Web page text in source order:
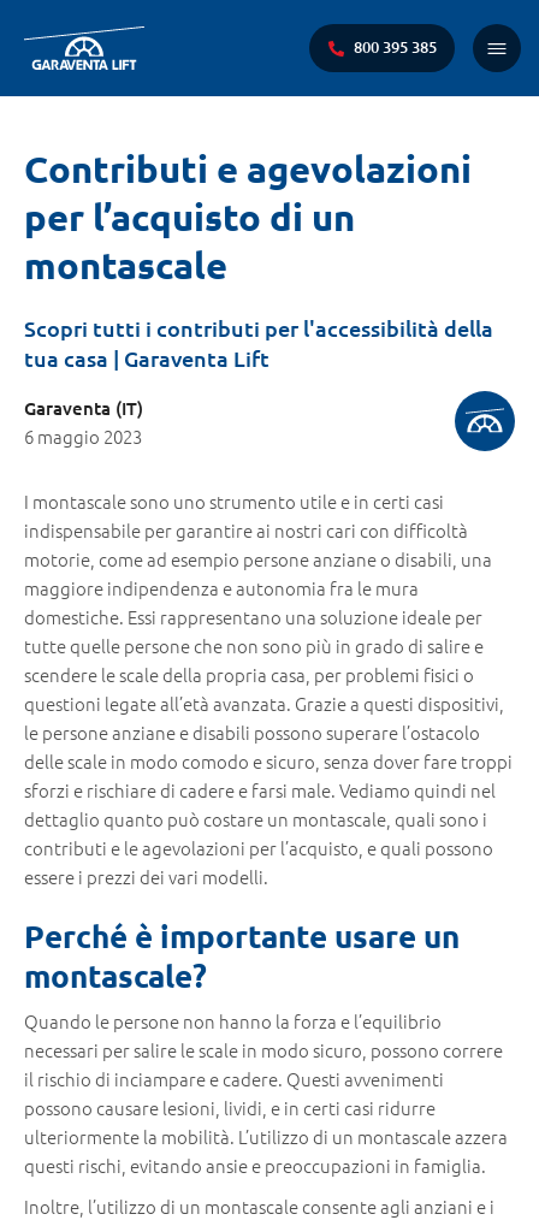
800 395 385
Menu
Ti
trovi
qui:
Contributi e agevolazioni
per l’acquisto di un
montascale
Scopri tutti i contributi per l'accessibilità della
tua casa | Garaventa Lift
Garaventa (IT)
6 maggio 2023
I montascale sono uno strumento utile e in certi casi
indispensabile per garantire ai nostri cari con difficoltà
motorie, come ad esempio persone anziane o disabili, una
maggiore indipendenza e autonomia fra le mura
domestiche. Essi rappresentano una soluzione ideale per
tutte quelle persone che non sono più in grado di salire e
scendere le scale della propria casa, per problemi fisici o
questioni legate all’età avanzata. Grazie a questi dispositivi,
le persone anziane e disabili possono superare l’ostacolo
delle scale in modo comodo e sicuro, senza dover fare troppi
sforzi e rischiare di cadere e farsi male. Vediamo quindi nel
dettaglio quanto può costare un montascale, quali sono i
contributi e le agevolazioni per l’acquisto, e quali possono
essere i prezzi dei vari modelli.
Perché è importante usare un
montascale?
Quando le persone non hanno la forza e l’equilibrio
necessari per salire le scale in modo sicuro, possono correre
il rischio di inciampare e cadere. Questi avvenimenti
possono causare lesioni, lividi, e in certi casi ridurre
ulteriormente la mobilità. L’utilizzo di un montascale azzera
questi rischi, evitando ansie e preoccupazioni in famiglia.
Inoltre, l’utilizzo di un montascale consente agli anziani e i